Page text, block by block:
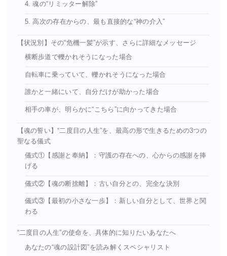
4. 魂の“リミッター解除”
5. 高次の存在からの、最も直接的な“神の介入”
【状況別】その“危機一髪”が示す、さらに詳細なメッセージ
横断歩道で轢かれそうになった場合
自転車に乗っていて、轢かれそうになった場合
誰かと一緒にいて、自分だけが助かった場合
相手の車が、明らかに“こちら”に向かってきた場合
【魂の誓い】“二度目の人生”を、最高の形で生きるための3つの
聖なる儀式
儀式①【感謝と奉納】：守護の存在への、心からの感謝を捧
げる
儀式②【魂の断捨離】：古い自分との、完全な決別
儀式③【最初の小さな一歩】：新しい自分として、世界と関
わる
“二度目の人生”の使命を、具体的に知りたいあなたへ
あなたの“魂の設計図”を読み解くスペシャリスト